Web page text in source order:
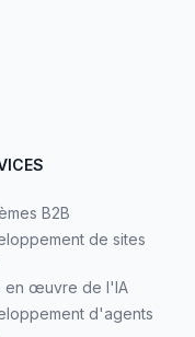
B2B
de sites
en œuvre de l'IA
d'agents